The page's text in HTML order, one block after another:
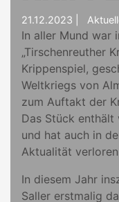
21.12.2023
In aller Mund war
„Tirschenreuther
Krippenspiel,
Weltkriegs von
zum Auftakt der
Das Stück
und hat auch in
Aktualität
In diesem Jahr
Saller erstmalig